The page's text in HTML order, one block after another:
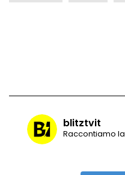
Vulcano di
blitztvit
Raccontiamo